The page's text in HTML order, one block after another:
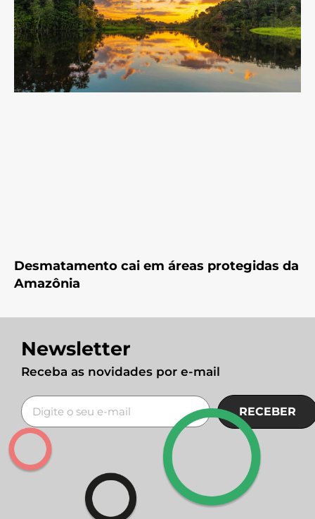
Desmatamento cai em áreas protegidas da
Amazônia
Newsletter
Receba as novidades por e-mail
RECEBER